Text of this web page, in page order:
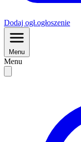
Dodaj ogł.ogłoszenie
Menu
Menu